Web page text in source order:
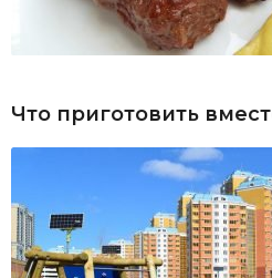
Что приготовить